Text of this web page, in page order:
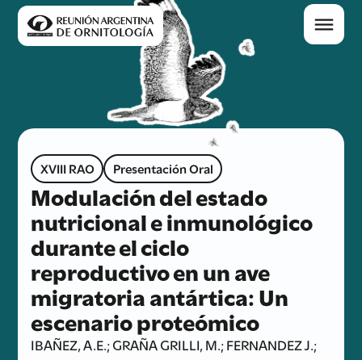
XVIII RAO Presentación Oral
Modulación del estado
nutricional e inmunológico
durante el ciclo
reproductivo en un ave
migratoria antártica: Un
escenario proteómico
IBAÑEZ, A.E.; GRAÑA GRILLI, M.; FERNANDEZ J.;